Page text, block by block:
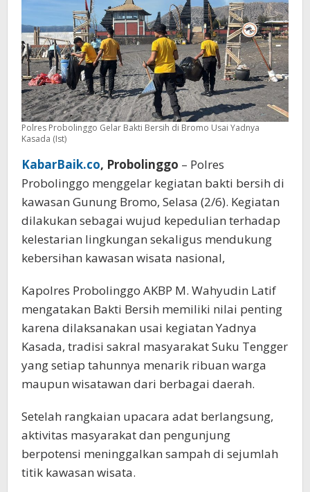
Polres Probolinggo Gelar Bakti Bersih di Bromo Usai Yadnya
Kasada (Ist)
KabarBaik.co, Probolinggo – Polres
Probolinggo menggelar kegiatan bakti bersih di
kawasan Gunung Bromo, Selasa (2/6). Kegiatan
dilakukan sebagai wujud kepedulian terhadap
kelestarian lingkungan sekaligus mendukung
kebersihan kawasan wisata nasional,
Kapolres Probolinggo AKBP M. Wahyudin Latif
mengatakan Bakti Bersih memiliki nilai penting
karena dilaksanakan usai kegiatan Yadnya
Kasada, tradisi sakral masyarakat Suku Tengger
yang setiap tahunnya menarik ribuan warga
maupun wisatawan dari berbagai daerah.
Setelah rangkaian upacara adat berlangsung,
aktivitas masyarakat dan pengunjung
berpotensi meninggalkan sampah di sejumlah
titik kawasan wisata.